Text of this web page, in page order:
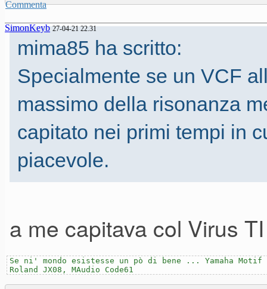
Commenta
SimonKeyb 27-04-21 22.31
mima85 ha scritto:
Specialmente se un VCF
massimo della risonanza
capitato nei primi tempi in
piacevole.
a me capitava col Virus
Se ni' mondo esistesse un pò di bene ... Yamaha Motif
Roland JX08, MAudio Code61